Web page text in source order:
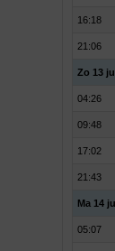
16:18
21:06
Zo 13
04:26
09:48
17:02
21:43
Ma 14
05:07